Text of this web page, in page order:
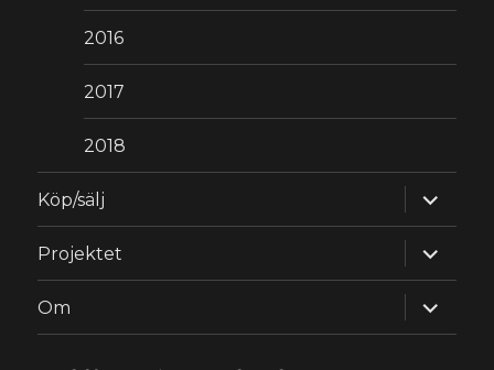
2016
2017
2018
Köp/sälj
Projektet
Om